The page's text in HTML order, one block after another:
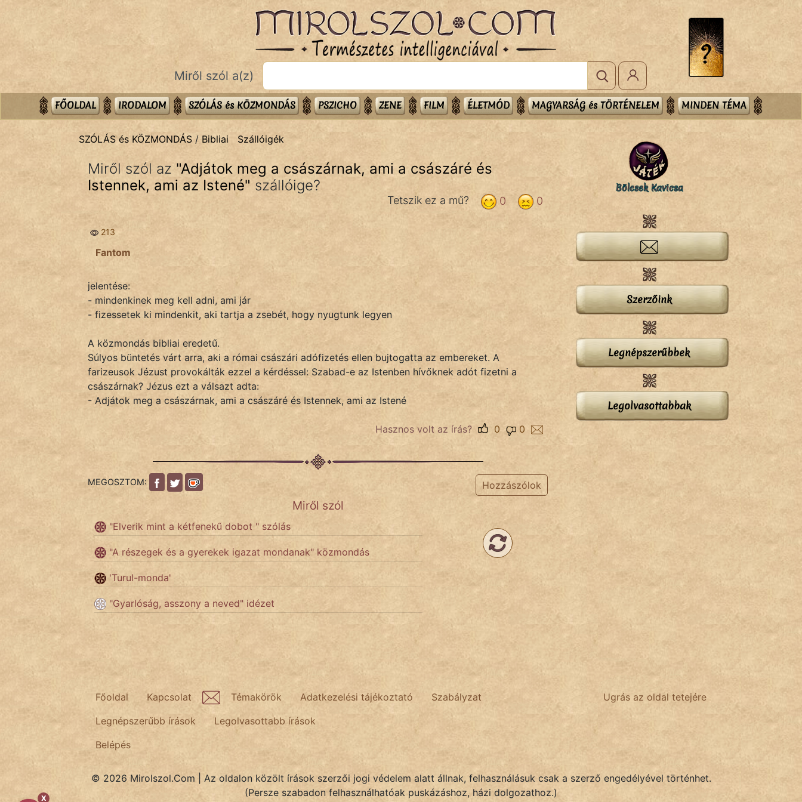
X
Bibliai
Közmondások
Szóláscsoportok
KÖZMONDÁS
FILM
fantom
Láron Ádám
Miről szól a(z)
FŐOLDAL IRODALOM SZÓLÁS és KÖZMONDÁS PSZICHO ZENE FILM ÉLETMÓD MAGYARSÁG és TÖRTÉNELEM MINDEN TÉMA
SZÓLÁS és KÖZMONDÁS / Bibliai Szállóigék
Miről szól az "Adjátok meg a császárnak, ami a császáré és
Istennek, ami az Istené" szállóige?
0
0
Tetszik ez a mű?
213
Fantom
jelentése:
- mindenkinek meg kell adni, ami jár
- fizessetek ki mindenkit, aki tartja a zsebét, hogy nyugtunk legyen
A közmondás bibliai eredetű.
Súlyos büntetés várt arra, aki a római császári adófizetés ellen bujtogatta az embereket. A
farizeusok Jézust provokálták ezzel a kérdéssel: Szabad-e az Istenben hívőknek adót fizetni a
császárnak? Jézus ezt a válsazt adta:
- Adjátok meg a császárnak, ami a császáré és Istennek, ami az Istené
Hasznos volt az írás? 0
0
MEGOSZTOM: Hozzászólok
Miről szól
"Elverik mint a kétfenekű dobot " szólás
"A részegek és a gyerekek igazat mondanak" közmondás
'Turul-monda'
"Gyarlóság, asszony a neved" idézet
Bölcsek Kavicsa
Szerzőink
Legnépszerűbbek
Legolvasottabbak
Ugrás az oldal tetejére
Főoldal Kapcsolat Témakörök Adatkezelési tájékoztató
Szabályzat
Legnépszerűbb írások
Legolvasottabb írások
Belépés
© 2026 Mirolszol.Com | Az oldalon közölt írások szerzői jogi védelem alatt állnak, felhasználásuk csak a szerző engedélyével történhet.
(Persze szabadon felhasználhatóak puskázáshoz, házi dolgozathoz.)